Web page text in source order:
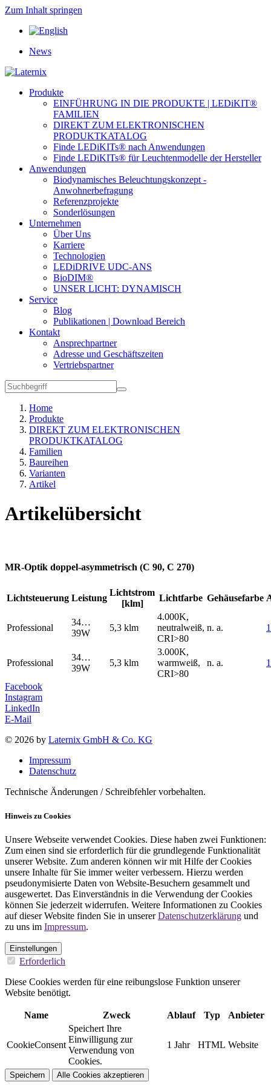
Zum Inhalt springen
News
Produkte
EINFÜHRUNG IN DIE PRODUKTE | LEDiKIT®
FAMILIEN
DIREKT ZUM ELEKTRONISCHEN
PRODUKTKATALOG
Finde LEDiKITs® nach Anwendungen
Finde LEDiKITs® für Leuchtenmodelle der Hersteller
Anwendungen
Biodynamisches Beleuchtungskonzept -
Anwohnerbefragung
Referenzprojekte
Sonderlösungen
Unternehmen
Über Uns
Karriere
Technologien
LEDiDRIVE UDC-ANS
BioDIM®
UNSER LICHT: DYNAMISCH
Service
Blog
Publikationen | Download Bereich
Kontakt
Ansprechpartner
Adresse und Geschäftszeiten
Vertriebspartner
Home
Produkte
DIREKT ZUM ELEKTRONISCHEN
PRODUKTKATALOG
Familien
Baureihen
Varianten
Artikel
Artikelübersicht
MR-Optik doppel-asymmetrisch (C 90, C 270)
Lichtsteuerung Leistung
Lichtstrom
[klm]
Lichtfarbe Gehäusefarbe
Professional
34…
39W
5,3 klm
4.000K,
neutralweiß,
CRI>80
n. a.
Professional
34…
39W
5,3 klm
3.000K,
warmweiß,
CRI>80
n. a.
Facebook
Instagram
LinkedIn
E-Mail
© 2026 by Laternix GmbH & Co. KG
Impressum
Datenschutz
Technische Änderungen / Schreibfehler vorbehalten.
Hinweis zu Cookies
Unsere Webseite verwendet Cookies. Diese haben zwei Funktionen:
Zum einen sind sie erforderlich für die grundlegende Funktionalität
unserer Website. Zum anderen können wir mit Hilfe der Cookies
unsere Inhalte für Sie immer weiter verbessern. Hierzu werden
pseudonymisierte Daten von Website-Besuchern gesammelt und
ausgewertet. Das Einverständnis in die Verwendung der Cookies
können Sie jederzeit widerrufen. Weitere Informationen zu Cookies
auf dieser Website finden Sie in unsererDatenschutzerklärung und
zu uns im Impressum.
Einstellungen
Erforderlich
Diese Cookies werden für eine reibungslose Funktion unserer
Website benötigt.
Name Zweck Ablauf Typ Anbieter
CookieConsent
Speichert Ihre
Einwilligung zur
Verwendung von
Cookies.
1 Jahr HTML Website
Speichern Alle Cookies akzeptieren